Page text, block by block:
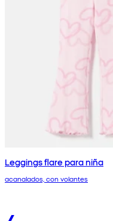
Leggings flare para niña
acanalados, con volantes